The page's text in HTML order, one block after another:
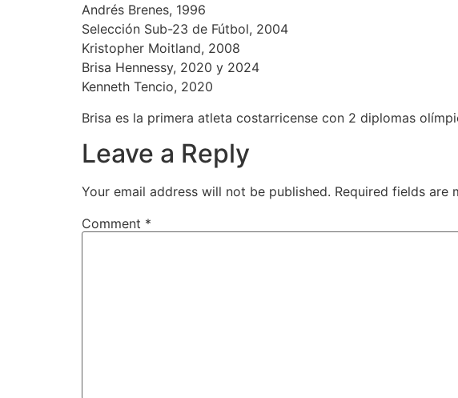
Andrés Brenes, 1996
Selección Sub-23 de Fútbol, 2004
Kristopher Moitland, 2008
Brisa Hennessy, 2020 y 2024
Kenneth Tencio, 2020
Brisa es la primera atleta costarricense con 2 diplomas
Leave a Reply
Your email address will not be published. Required fields are
Comment *